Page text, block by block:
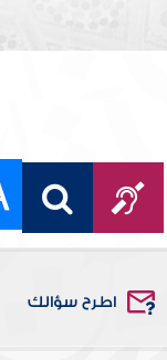
اطرح سؤالك